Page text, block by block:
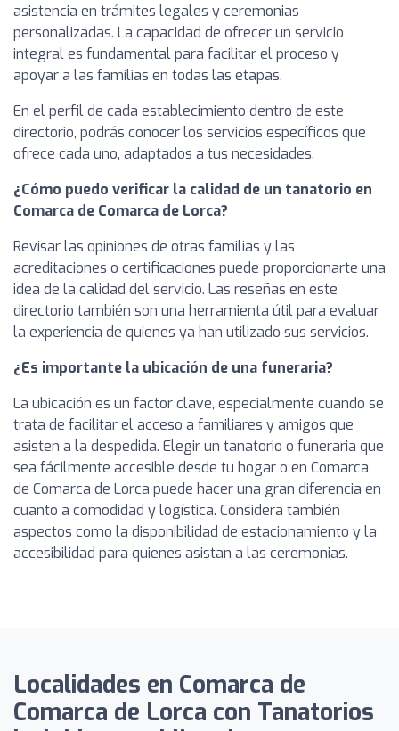
asistencia en trámites legales y ceremonias
personalizadas. La capacidad de ofrecer un servicio
integral es fundamental para facilitar el proceso y
apoyar a las familias en todas las etapas.
En el perfil de cada establecimiento dentro de este
directorio, podrás conocer los servicios específicos que
ofrece cada uno, adaptados a tus necesidades.
¿Cómo puedo verificar la calidad de un tanatorio en
Comarca de Comarca de Lorca?
Revisar las opiniones de otras familias y las
acreditaciones o certificaciones puede proporcionarte una
idea de la calidad del servicio. Las reseñas en este
directorio también son una herramienta útil para evaluar
la experiencia de quienes ya han utilizado sus servicios.
¿Es importante la ubicación de una funeraria?
La ubicación es un factor clave, especialmente cuando se
trata de facilitar el acceso a familiares y amigos que
asisten a la despedida. Elegir un tanatorio o funeraria que
sea fácilmente accesible desde tu hogar o en Comarca
de Comarca de Lorca puede hacer una gran diferencia en
cuanto a comodidad y logística. Considera también
aspectos como la disponibilidad de estacionamiento y la
accesibilidad para quienes asistan a las ceremonias.
Localidades en Comarca de
Comarca de Lorca con Tanatorios